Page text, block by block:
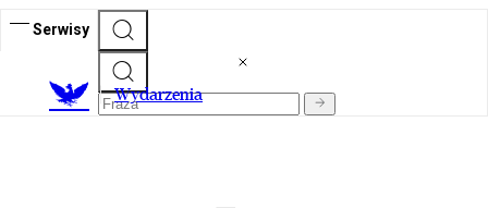
Serwisy
Wydarzenia